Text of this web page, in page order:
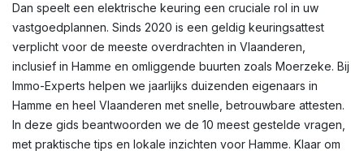
Dan speelt een elektrische keuring een cruciale rol in uw
vastgoedplannen. Sinds 2020 is een geldig keuringsattest
verplicht voor de meeste overdrachten in Vlaanderen,
inclusief in Hamme en omliggende buurten zoals Moerzeke. Bij
Immo-Experts helpen we jaarlijks duizenden eigenaars in
Hamme en heel Vlaanderen met snelle, betrouwbare attesten.
In deze gids beantwoorden we de 10 meest gestelde vragen,
met praktische tips en lokale inzichten voor Hamme. Klaar om